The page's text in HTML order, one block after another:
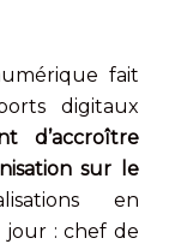
fait
digitaux
d’accroître
sur le
en
: chef de